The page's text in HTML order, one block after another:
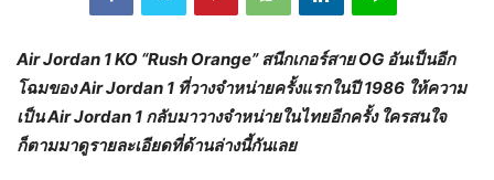
Air Jordan 1 KO “Rush Orange”สนีกเกอร์สายOG อันเป็นอีก
โฉมของAir Jordan 1 ที่วางจำหน่ายครั้งแรกในปี1986 ให้ความ
เป็นAir Jordan 1 กลับมาวางจำหน่ายในไทยอีกครั้ง ใครสนใจ
ก็ตามมาดูรายละเอียดที่ด้านล่างนี้กันเลย